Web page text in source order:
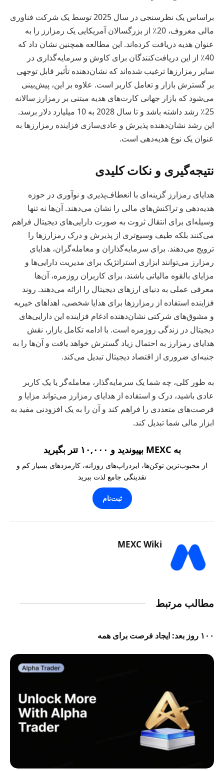
براساس یک نظرسنجی در سال 2025 توسط یک شرکت فناوری
مالی معروف، 20٪ از بزرگسالان آمریکایی یک رمزارز را به
عنوان هدیه دریافت کرده‌اند. این مطالعه همچنین نشان داد که
40٪ از این دریافت‌کنندگان برای کاوش و سرمایه‌گذاری در
سایر رمزارزها ترغیب شده‌اند که نشان‌دهنده تأثیر قابل توجهی
بر گسترش بازار و تعامل کاربر است. علاوه بر این، پیش‌بینی
می‌شود که بازار جهانی کارت‌های هدیه مبتنی بر رمزارز سالانه
25٪ رشد داشته باشد و تا سال 2028 به 10 میلیارد دلار برسد.
این رشد نشان‌دهنده پذیرش و عادی‌سازی فزاینده رمزارزها به
عنوان یک نوع هدیه‌دهی است.
نتیجه‌گیری و نکات کلیدی
هدایای رمزارز گزینه‌ای با انعطاف‌پذیری و نوآوری در حوزه
هدیه‌دهی و تراکنش‌های مالی را نشان می‌دهند. آن‌ها نه تنها
وسیله‌ای برای انتقال ثروت به صورت دارایی‌های دیجیتال فراهم
می‌کنند بلکه طیف وسیع‌تری از پذیرش و درک رمزارزها را
ترویج می‌دهند. برای سرمایه‌گذاران و معامله‌گران، هدایای
رمزارز می‌توانند ابزاری استراتژیک برای مدیریت دارایی‌ها و
مزایای بالقوه مالیاتی باشند. برای کاربران روزمره، آن‌ها
معرفی عملی به دنیای ارزهای دیجیتال را ارائه می‌دهند. روند
فزاینده استفاده از رمزارزها برای هدایا شخصی، اهداهای خیریه
و مشوق‌های شرکتی نشان‌دهنده ادغام فزاینده این دارایی‌های
دیجیتال در زندگی روزمره است. با ادامه تکامل بازار، نقش
هدایای رمزارز به احتمال زیاد گسترش خواهد یافت و آن‌ها را به
جنبه‌ای ضروری از اقتصاد دیجیتال تبدیل می‌کند.
به طور کلی، چه شما یک سرمایه‌گذار، معامله‌گر یا یک کاربر
عادی باشید، درک و استفاده از هدایای رمزارز می‌تواند مزایا و
فرصت‌های متعددی را فراهم کند و آن را به یک افزودنی مفید به
ابزار مالی شما تبدیل کند.
به MEXC بپیوندید و ۱۰,۰۰۰ تتر بگیرید
از محبوب‌ترین توکن‌ها، ایردراپ‌های روزانه، کارمزدهای بسیار کم و
نقدینگی جامع لذت ببرید
ثبت‌نام
MEXC Wiki
مطالب مرتبط
۱۰۰ روز بعد: ایجاد فرصت برای همه